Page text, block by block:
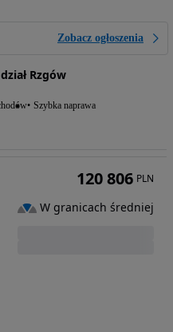
Zobacz ogłoszenia
Rzgów
Szybka naprawa
120 806 PLN
W granicach średniej